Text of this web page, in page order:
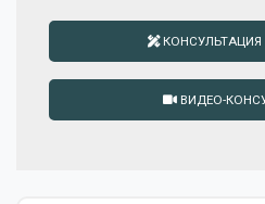
КОНСУЛЬТАЦИЯ
ВИДЕО-